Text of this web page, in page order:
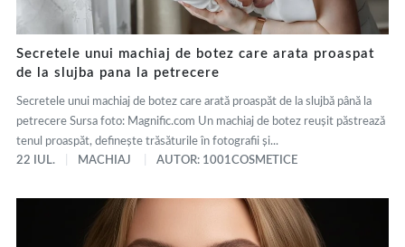
Secretele unui machiaj de botez care arata proaspat
de la slujba pana la petrecere
Secretele unui machiaj de botez care arată proaspăt de la slujbă până la
petrecere Sursa foto: Magnific.com Un machiaj de botez reușit păstrează
tenul proaspăt, definește trăsăturile în fotografii și...
22 IUL.
MACHIAJ AUTOR: 1001COSMETICE